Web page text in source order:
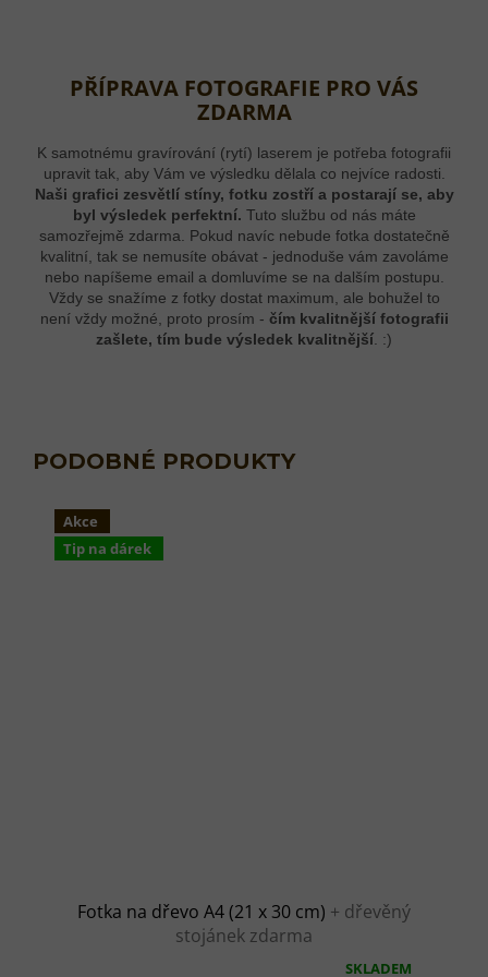
PŘÍPRAVA FOTOGRAFIE PRO VÁS
ZDARMA
K samotnému gravírování (rytí) laserem je potřeba fotografii
upravit tak, aby Vám ve výsledku dělala co nejvíce radosti.
Naši grafici zesvětlí stíny, fotku zostří a postarají se, aby
byl výsledek perfektní. Tuto službu od nás máte
samozřejmě zdarma. Pokud navíc nebude fotka dostatečně
kvalitní, tak se nemusíte obávat - jednoduše vám zavoláme
nebo napíšeme email a domluvíme se na dalším postupu.
Vždy se snažíme z fotky dostat maximum, ale bohužel to
není vždy možné, proto prosím - čím kvalitnější fotografii
zašlete, tím bude výsledek kvalitnější . :)
Akce
Tip na dárek
Fotka na dřevo A4 (21 x 30 cm) + dřevěný
stojánek zdarma
SKLADEM